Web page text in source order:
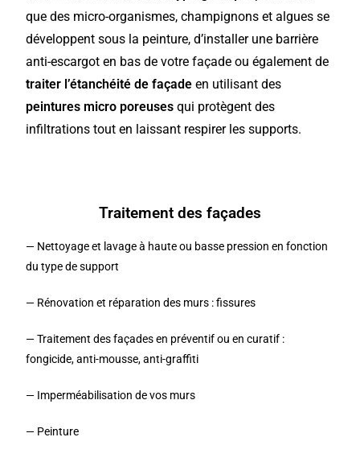
que des micro-organismes, champignons et algues se
développent sous la peinture, d’installer une barrière
anti-escargot en bas de votre façade ou également de
traiter l’étanchéité de façade en utilisant des
peintures micro poreuses qui protègent des
infiltrations tout en laissant respirer les supports.
Traitement des façades
— Nettoyage et lavage à haute ou basse pression en fonction
du type de support
— Rénovation et réparation des murs : fissures
— Traitement des façades en préventif ou en curatif :
fongicide, anti-mousse, anti-graffiti
— Imperméabilisation de vos murs
— Peinture